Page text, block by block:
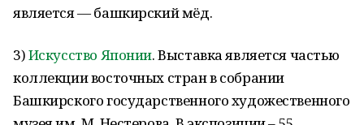
является — башкирский мёд.
3)Искусство Японии. Выставка является частью
коллекции восточных стран в собрании
Башкирского государственного художественного